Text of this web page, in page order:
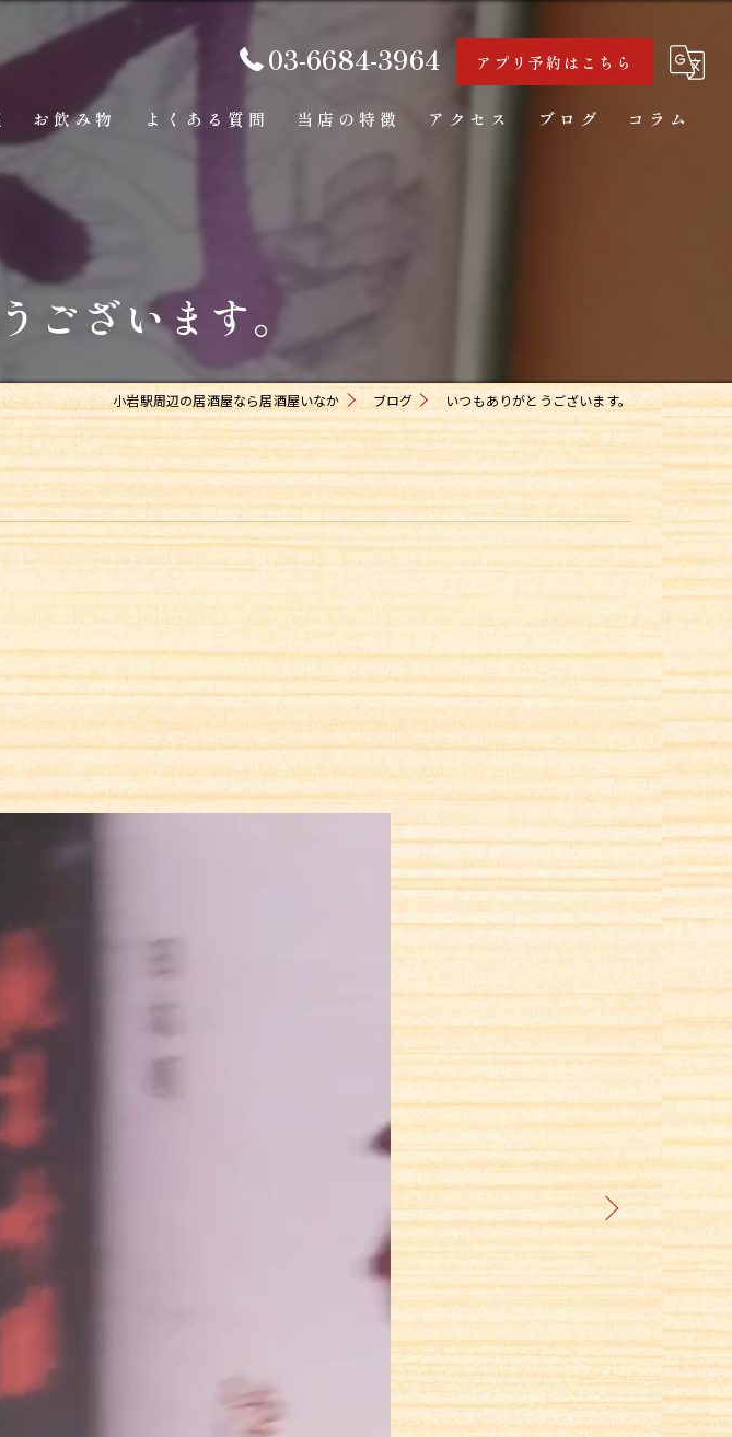
03-6684-3964 アプリ予約はこちら
お飲み物 よくある質問 当店の特徴
お通し
アクセス ブログ コラム
ございます。
小岩駅周辺の居酒屋なら居酒屋いなか ブログ いつもありがとうございます。